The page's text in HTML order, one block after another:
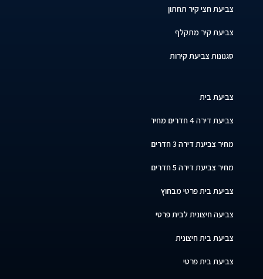
צביעת חצי קיר תחתון
צביעת קיר מתקלף
סגנונות צביעת קירות
צביעת בית
צביעת דירה 4 חדרים מחיר
מחיר צביעת דירה 3 חדרים
מחיר צביעת דירה 5 חדרים
צביעת בית פרטי מבחוץ
צביעה חיצונית לבית פרטי
צביעת בית חיצונית
צביעת בית פרטי